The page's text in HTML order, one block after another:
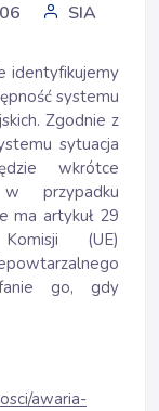
SIA
identyfikujemy
systemu
Zgodnie z
sytuacja
wkrótce
przypadku
ma artykuł 29
(UE)
go, gdy
awaria-